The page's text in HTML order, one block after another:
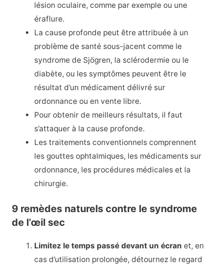
lésion oculaire, comme par exemple ou une
éraflure.
La cause profonde peut être attribuée à un
problème de santé sous-jacent comme le
syndrome de Sjögren, la sclérodermie ou le
diabète, ou les symptômes peuvent être le
résultat d’un médicament délivré sur
ordonnance ou en vente libre.
Pour obtenir de meilleurs résultats, il faut
s’attaquer à la cause profonde.
Les traitements conventionnels comprennent
les gouttes ophtalmiques, les médicaments sur
ordonnance, les procédures médicales et la
chirurgie.
9 remèdes naturels contre le syndrome
de l’œil sec
Limitez le temps passé devant un écranet, en
cas d’utilisation prolongée, détournez le regard